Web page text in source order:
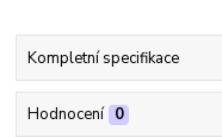
Kompletní specifikace
Hodnocení 0